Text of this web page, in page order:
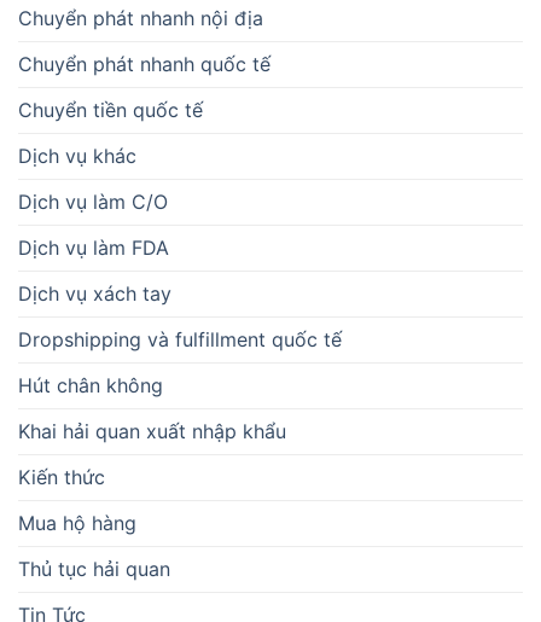
Chuyển phát nhanh nội địa
Chuyển phát nhanh quốc tế
Chuyển tiền quốc tế
Dịch vụ khác
Dịch vụ làm C/O
Dịch vụ làm FDA
Dịch vụ xách tay
Dropshipping và fulfillment quốc tế
Hút chân không
Khai hải quan xuất nhập khẩu
Kiến thức
Mua hộ hàng
Thủ tục hải quan
Tin Tức